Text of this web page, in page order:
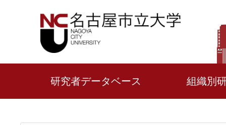
研究者データベース 組織別